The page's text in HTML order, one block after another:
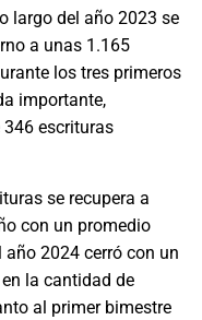
largo del año 2023 se
a unas 1.165
los tres primeros
importante,
escrituras
se recupera a
con un promedio
año 2024 cerró con un
la cantidad de
al primer bimestre